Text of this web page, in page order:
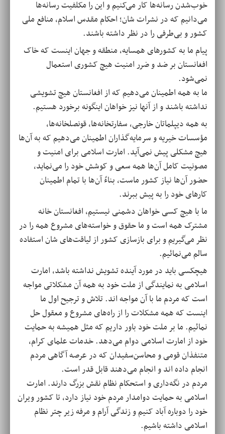
خوب‌شدن رسانه‌ها کار می‌کنیم و این را مکلفیت رسانه‌ها
می‌دانیم که در نشرات شان؛ احکام مقدس اسلام، منافع ملی
کشور و بی‌طرفی را در نظر داشته باشند.
پیام ما به کشورهای همسایه، منطقه و جهان اینست که خاک
افغانستان بر ضد و ضرر امنیت هیچ کشوری استعمال
نمی‌شود.
ما به همه اطمینان می‌دهیم که از افغانستان هیچ تشویشی
نداشته باشند و از آنها نیز خواهان اینگونه برخورد هستیم.
به همه دیپلماتان خارجی، سفارتخانه‌ها، قونصلخانه‌ها،
مؤسسات خیریه و سرمایه‌گذاران اطمینان می‌دهیم که به آن‌ها
هیچ مشکلی پیش نمی‌آید. امارت اسلامی برای امنیت و
مصونیت کامل آن‌ها همه سعی و کوشش خود را می‌نماید،
حضور آن‌ها نیاز کشور ماست، بناءً آن‌ها با تمام اطمینان
کارهای خود را به پیش ببرند.
ما با هیچ کسی خواهان دشمنی نیستیم، افغانستان خانه
مشترک همه است و ما حقوق و خواسته‌های مشروع همه را در
نظر می‌گیریم و برای بازسازی کشور از لیاقت‌های شان استفاده
سالم می‌نمائیم.
هیچکسی باید در مورد آینده تشویش نداشته باشد، امارت
اسلامی به نمایندگی از ملت خود به همه آن مشکلاتی مواجه
است که مردم ما با آن مواجه اند. تلاش و ترجیح اول ما
اینست که همه مشکلات را از راه‌های مشروع و معقول حل
نمائیم. ما بر ملت خود باور داریم که مثل همیشه به حمایت
خود از امارت اسلامی دوام می‌دهد. خدمات علمای کرام،
متنفذان قومی و محاسن‌سفیدان که در عرصه آگاهی مردم
انجام داده اند و انجام می‌دهند قابل قدر است.
مردم در نگه‌داری و استحکام نظام نقش بزرگ دارند. امارت
اسلامی به حمایت دوامدار مردم خود نیاز دارد، تا کشور ویران
خود را دوباره آباد کنیم و زندگی آرام و مرفه زیر چتر نظام
اسلامی داشته باشیم.